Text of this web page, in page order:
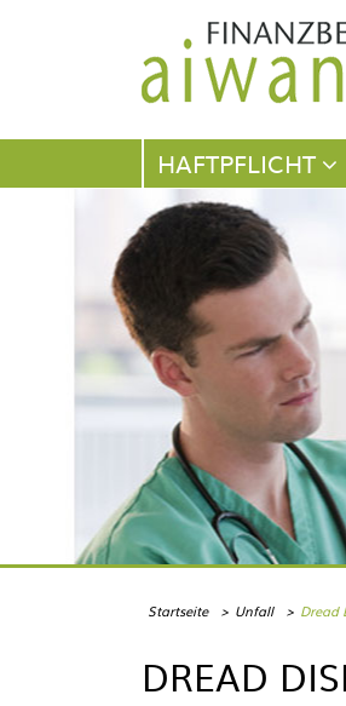
Navigation
überspringen
HAFTPFLICHT
Startseite Unfall Dread
DREAD